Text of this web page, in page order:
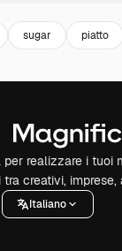
sugar piatto
realizzare i tuoi
creativi,
Italiano